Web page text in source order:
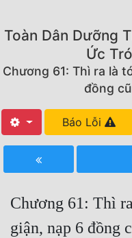
Tất Cả
Free
Hậu Cung
Truyện Dịch
Toàn Dân Dưỡng
Ức
Chương 61: Thì ra là
đồng
Báo Lỗi
Chương 61: Thì
giận, nạp 6 đồng